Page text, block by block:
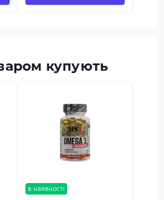
купують
в наявності